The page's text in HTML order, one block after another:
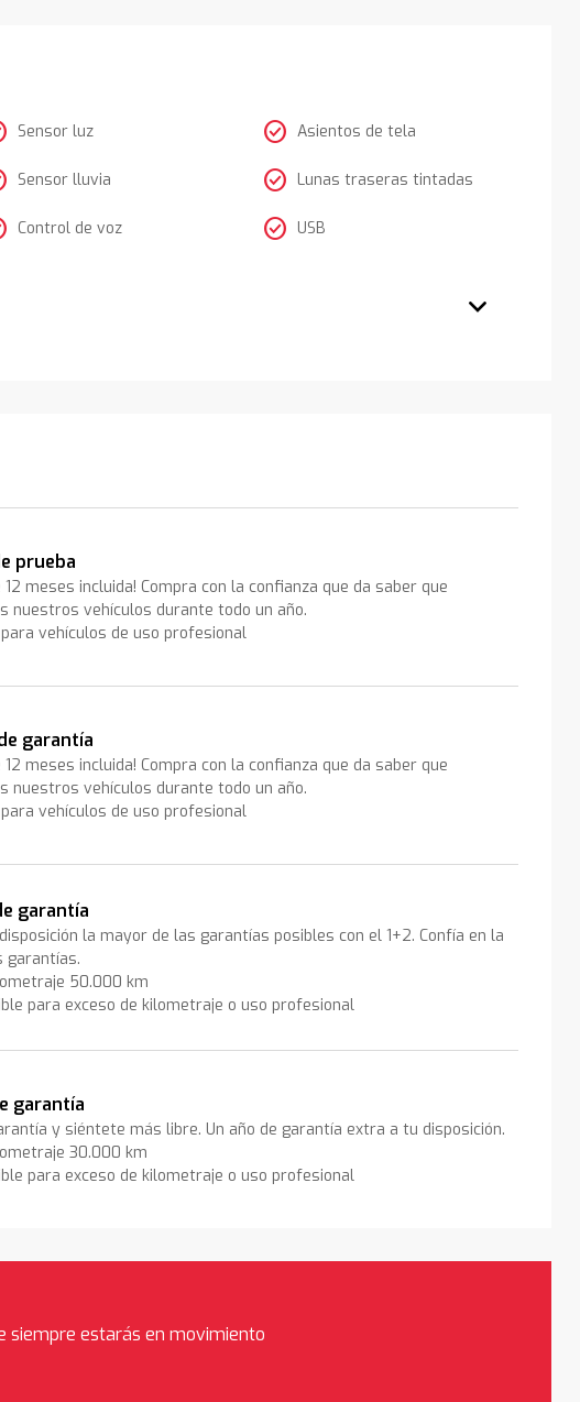
Sensor luz
Sensor lluvia
Control de voz
check_circle Asientos de tela
check_circle Lunas traseras tintadas
check_circle USB
prueba
12 meses incluida! Compra con la confianza que da saber que
nuestros vehículos durante todo un año.
vehículos de uso profesional
garantía
12 meses incluida! Compra con la confianza que da saber que
nuestros vehículos durante todo un año.
vehículos de uso profesional
garantía
la mayor de las garantías posibles con el 1+2. Confía en la
garantías.
50.000 km
para exceso de kilometraje o uso profesional
garantía
y siéntete más libre. Un año de garantía extra a tu disposición.
30.000 km
para exceso de kilometraje o uso profesional
siempre estarás en movimiento